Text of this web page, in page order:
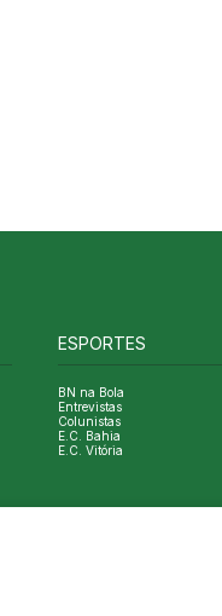
ESPORTES
BN na Bola
Entrevistas
Colunistas
E.C. Bahia
E.C. Vitória